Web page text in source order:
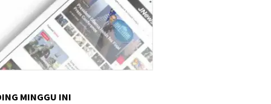
MINGGU INI